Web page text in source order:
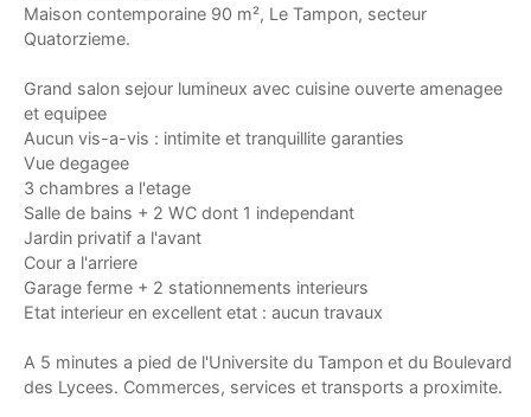
Maison contemporaine 90 m², Le Tampon, secteur
Quatorzieme.
Grand salon sejour lumineux avec cuisine ouverte amenagee
et equipee
Aucun vis-a-vis : intimite et tranquillite garanties
Vue degagee
3 chambres a l'etage
Salle de bains + 2 WC dont 1 independant
Jardin privatif a l'avant
Cour a l'arriere
Garage ferme + 2 stationnements interieurs
Etat interieur en excellent etat : aucun travaux
A 5 minutes a pied de l'Universite du Tampon et du Boulevard
des Lycees. Commerces, services et transports a proximite.